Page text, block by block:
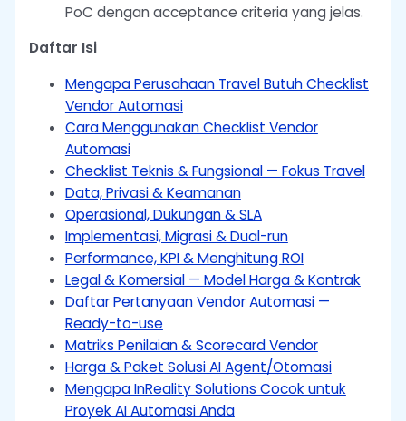
PoC dengan acceptance criteria yang jelas.
Daftar Isi
Mengapa Perusahaan Travel Butuh Checklist
Vendor Automasi
Cara Menggunakan Checklist Vendor
Automasi
Checklist Teknis & Fungsional — Fokus Travel
Data, Privasi & Keamanan
Operasional, Dukungan & SLA
Implementasi, Migrasi & Dual-run
Performance, KPI & Menghitung ROI
Legal & Komersial — Model Harga & Kontrak
Daftar Pertanyaan Vendor Automasi —
Ready-to-use
Matriks Penilaian & Scorecard Vendor
Harga & Paket Solusi AI Agent/Otomasi
Mengapa InReality Solutions Cocok untuk
Proyek AI Automasi Anda